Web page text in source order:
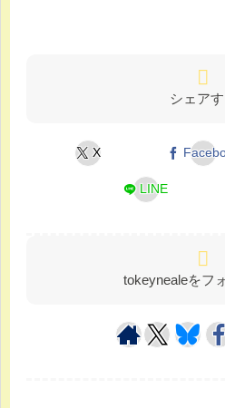
シェア
X
LINE
tokeynealeをフ